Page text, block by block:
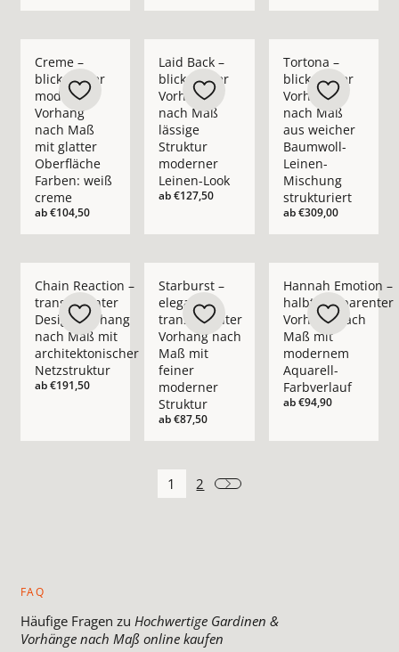
Creme –
blickdichter
moderner
Vorhang
nach Maß
mit glatter
Oberfläche
Farben: weiß
creme
ab€104,50
Laid Back –
blickdichter
Vorhang
nach Maß
lässige
Struktur
moderner
Leinen-Look
ab€127,50
Tortona –
blickdichter
Vorhang
nach Maß
aus weicher
Baumwoll-
Leinen-
Mischung
strukturiert
ab€309,00
Chain Reaction –
transparenter
Design-Vorhang
nach Maß mit
architektonischer
Netzstruktur
ab€191,50
Starburst –
eleganter
transparenter
Vorhang nach
Maß mit
feiner
moderner
Struktur
ab€87,50
Hannah Emotion –
halbtransparenter
Vorhang nach
Maß mit
modernem
Aquarell-
Farbverlauf
ab€94,90
1 2
FAQ
Häufige Fragen zu Hochwertige Gardinen &
Vorhänge nach Maß online kaufen